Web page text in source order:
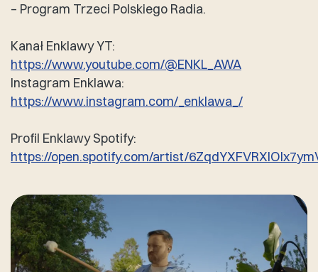
– Program Trzeci Polskiego Radia.
Kanał Enklawy YT:
https://www.youtube.com/@ENKL_AWA
Instagram Enklawa:
https://www.instagram.com/_enklawa_/
Profil Enklawy Spotify:
https://open.spotify.com/artist/